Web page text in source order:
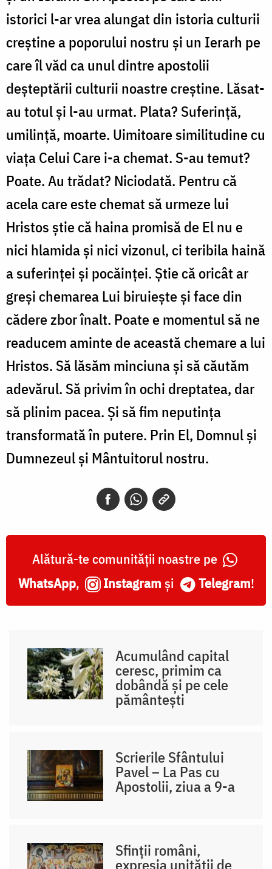
istorici l-ar vrea alungat din istoria culturii
creștine a poporului nostru și un Ierarh pe
care îl văd ca unul dintre apostolii
deșteptării culturii noastre creștine. Lăsat-
au totul și l-au urmat. Plata? Suferință,
umilință, moarte. Uimitoare similitudine cu
viața Celui Care i-a chemat. S-au temut?
Poate. Au trădat? Niciodată. Pentru că
acela care este chemat să urmeze lui
Hristos știe că haina promisă de El nu e
nici hlamida și nici vizonul, ci teribila haină
a suferinței și pocăinței. Știe că oricât ar
greși chemarea Lui biruiește și face din
cădere zbor înalt. Poate e momentul să ne
readucem aminte de această chemare a lui
Hristos. Să lăsăm minciuna și să căutăm
adevărul. Să privim în ochi dreptatea, dar
să plinim pacea. Și să fim neputința
transformată în putere. Prin El, Domnul și
Dumnezeul și Mântuitorul nostru.
Alătură-te comunității noastre pe
WhatsApp, Instagram și Telegram!
Acumulând capital
ceresc, primim ca
dobândă și pe cele
pământești
Scrierile Sfântului
Pavel – La Pas cu
Apostolii, ziua a 9-a
Sfinții români,
expresia unității de